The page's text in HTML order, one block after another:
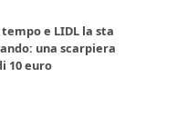
e LIDL la sta
una scarpiera
10 euro